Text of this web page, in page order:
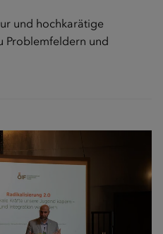
und hochkarätige
Problemfeldern und